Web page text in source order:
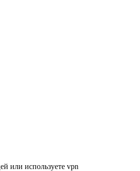
или используете vpn